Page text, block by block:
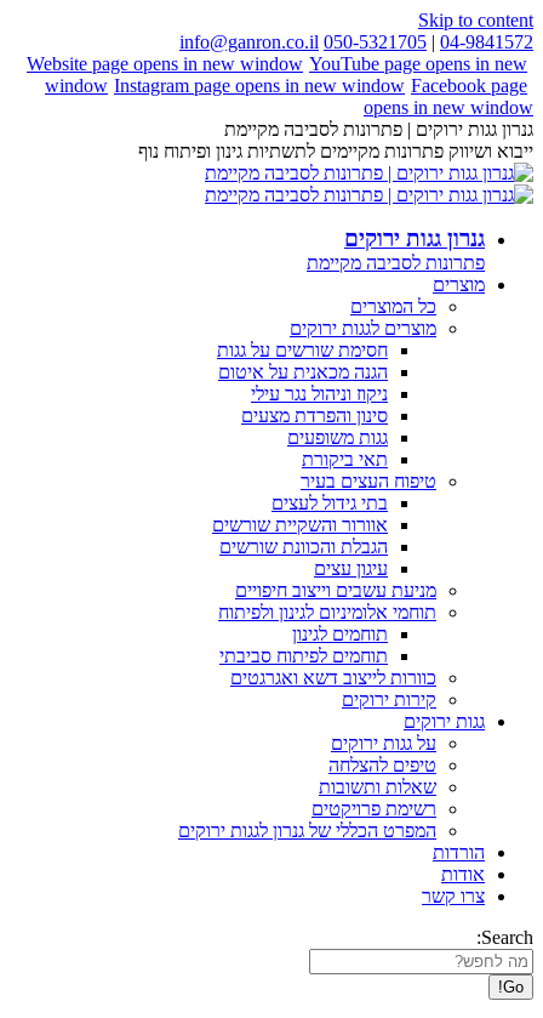
Skip to content
04-9841572
|
050-5321705
info@ganron.co.il
Website page opens in new window YouTube page opens in new
window Instagram page opens in new window Facebook page
opens in new window
גנרון גגות ירוקים | פתרונות לסביבה מקיימת
ייבוא ושיווק פתרונות מקיימים לתשתיות גינון ופיתוח נוף
גנרון גגות ירוקים
פתרונות לסביבה מקיימת
מוצרים
כל המוצרים
מוצרים לגגות ירוקים
חסימת שורשים על גגות
הגנה מכאנית על איטום
ניקוז וניהול נגר עילי
סינון והפרדת מצעים
גגות משופעים
תאי ביקורת
טיפוח העצים בעיר
בתי גידול לעצים
אוורור והשקיית שורשים
הגבלת והכוונת שורשים
עיגון עצים
מניעת עשבים וייצוב חיפויים
תוחמי אלומיניום לגינון ולפיתוח
תוחמים לגינון
תוחמים לפיתוח סביבתי
כוורות לייצוב דשא ואגרגטים
קירות ירוקים
גגות ירוקים
על גגות ירוקים
טיפים להצלחה
שאלות ותשובות
רשימת פרויקטים
המפרט הכללי של גנרון לגגות ירוקים
הורדות
אודות
צרו קשר
Search: